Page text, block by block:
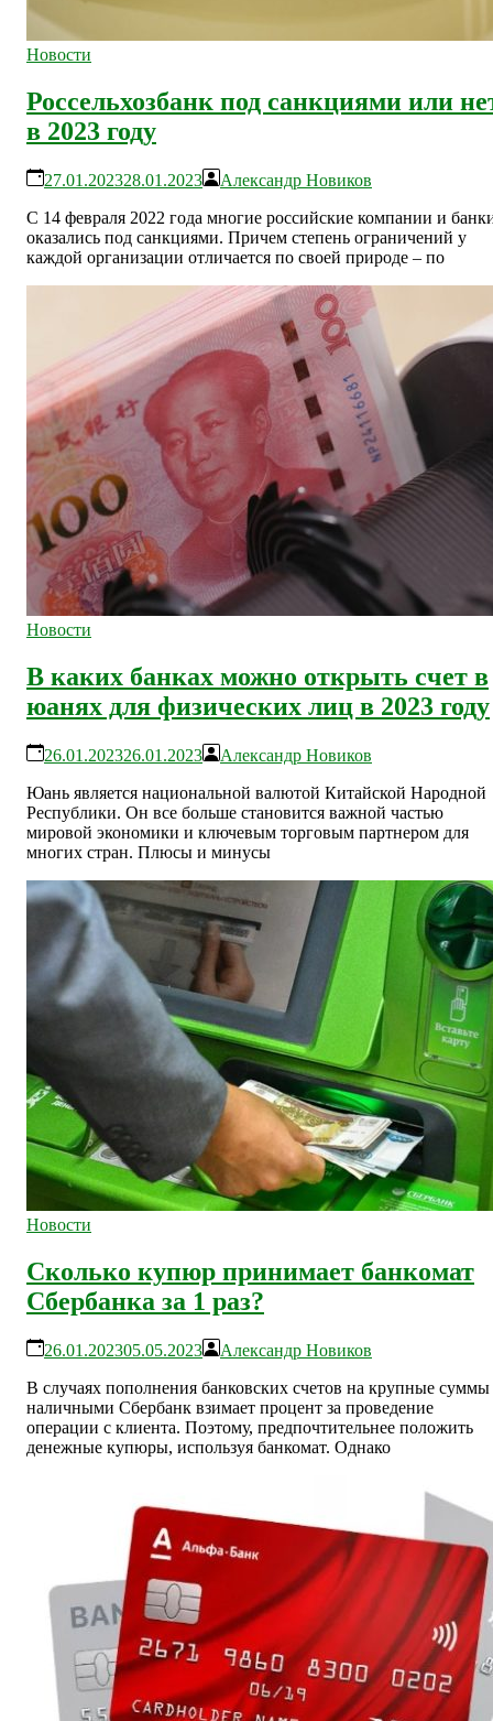
Новости
Россельхозбанк под санкциями или
в 2023 году
27.01.202328.01.2023
Александр Новиков
С 14 февраля 2022 года многие российские компании и
оказались под санкциями. Причем степень ограничений у
каждой организации отличается по своей природе – по
Новости
В каких банках можно открыть счет в
юанях для физических лиц в 2023 году
26.01.202326.01.2023
Александр Новиков
Юань является национальной валютой Китайской Народной
Республики. Он все больше становится важной частью
мировой экономики и ключевым торговым партнером для
многих стран. Плюсы и минусы
Новости
Сколько купюр принимает банкомат
Сбербанка за 1 раз?
26.01.202305.05.2023
Александр Новиков
В случаях пополнения банковских счетов на крупные суммы
наличными Сбербанк взимает процент за проведение
операции с клиента. Поэтому, предпочтительнее положить
денежные купюры, используя банкомат. Однако